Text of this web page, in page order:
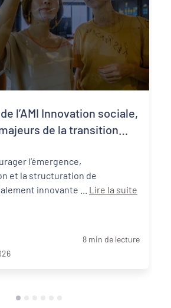
l’AMI Innovation sociale,
de la transition
sociale
l’émergence,
et la structuration de
Lire la suite
8 min de lecture